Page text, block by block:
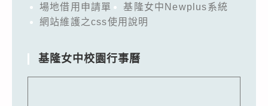
場地借用申請單
基隆女中Newplus系統
網站維護之css使用說明
基隆女中校園行事曆